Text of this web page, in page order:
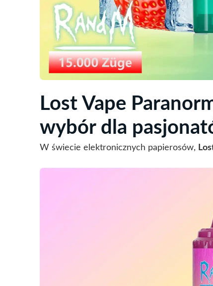
Lost Vape
wybór dla
W świecie elektronicznych papierosów,